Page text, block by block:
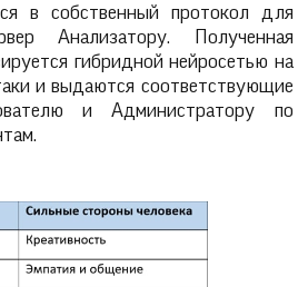
в собственный протокол для
Анализатору. Полученная
гибридной нейросетью на
и выдаются соответствующие
и Администратору по